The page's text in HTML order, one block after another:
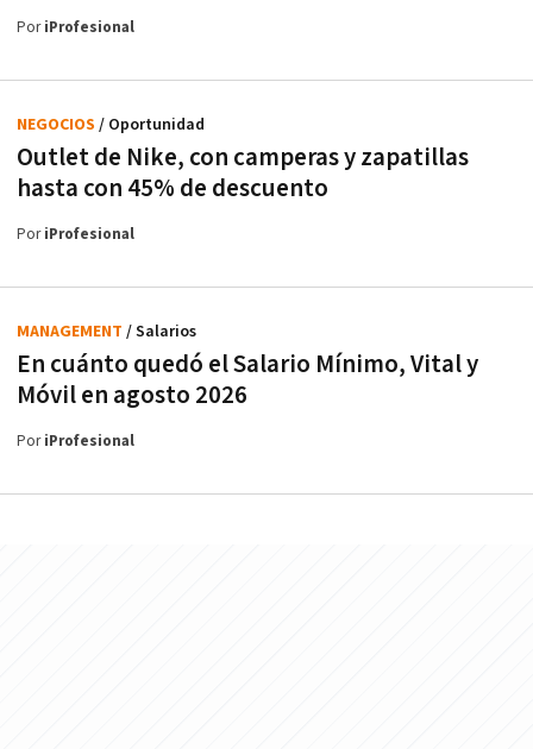
PoriProfesional
Outlet de Nike, con camperas y zapatillas
hasta con 45% de descuento
NEGOCIOS / Oportunidad
PoriProfesional
En cuánto quedó el Salario Mínimo, Vital y
Móvil en agosto 2026
MANAGEMENT / Salarios
PoriProfesional